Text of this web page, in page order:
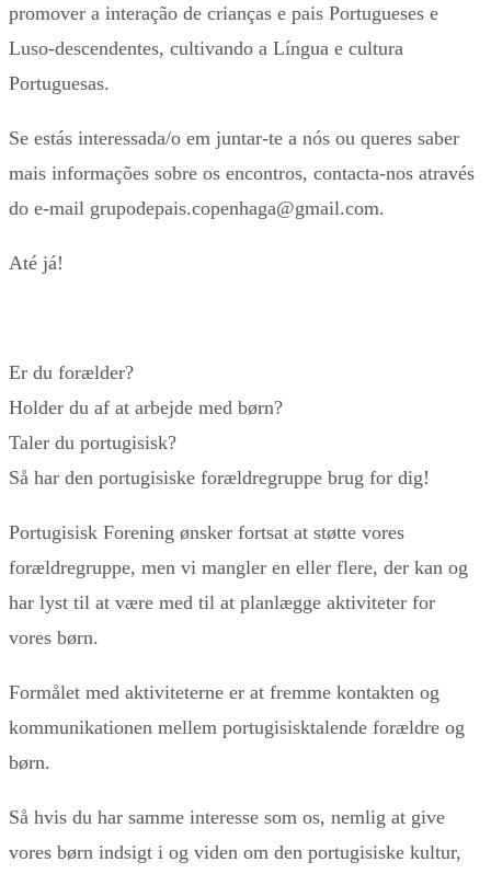
promover a interação de crianças e pais Portugueses e
Luso-descendentes, cultivando a Língua e cultura
Portuguesas.
Se estás interessada/o em juntar-te a nós ou queres saber
mais informações sobre os encontros, contacta-nos através
do e-mail grupodepais.copenhaga@gmail.com.
Até já!
Er du forælder?
Holder du af at arbejde med børn?
Taler du portugisisk?
Så har den portugisiske forældregruppe brug for dig!
Portugisisk Forening ønsker fortsat at støtte vores
forældregruppe, men vi mangler en eller flere, der kan og
har lyst til at være med til at planlægge aktiviteter for
vores børn.
Formålet med aktiviteterne er at fremme kontakten og
kommunikationen mellem portugisisktalende forældre og
børn.
Så hvis du har samme interesse som os, nemlig at give
vores børn indsigt i og viden om den portugisiske kultur,